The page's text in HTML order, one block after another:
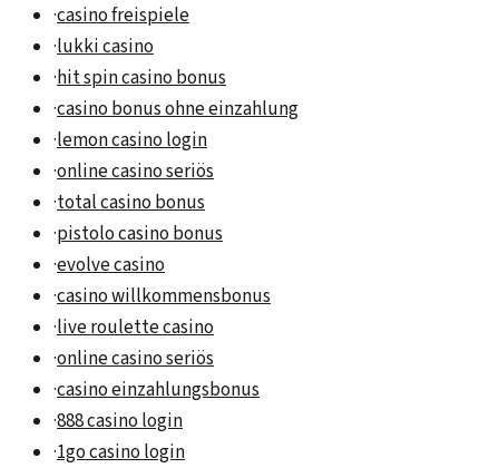
·casino freispiele
·lukki casino
·hit spin casino bonus
·casino bonus ohne einzahlung
·lemon casino login
·online casino seriös
·total casino bonus
·pistolo casino bonus
·evolve casino
·casino willkommensbonus
·live roulette casino
·online casino seriös
·casino einzahlungsbonus
·888 casino login
·1go casino login